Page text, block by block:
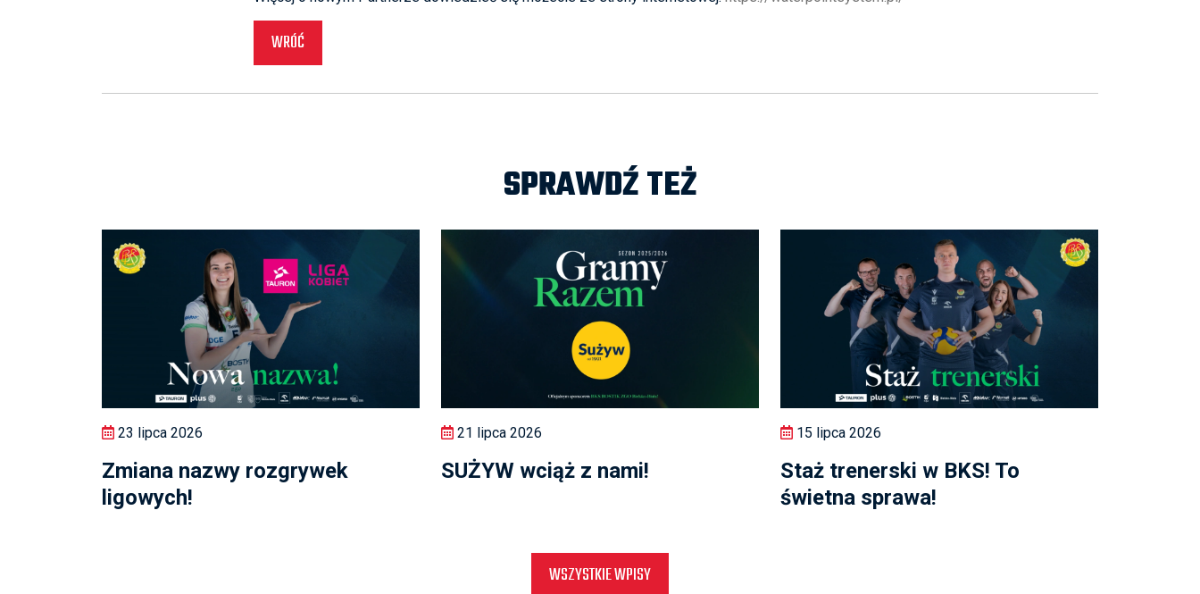
WRÓĆ
SPRAWDŹ TEŻ
23 lipca 2026
Zmiana nazwy rozgrywek
ligowych!
21 lipca 2026
SUŻYW wciąż z nami!
15 lipca 2026
Staż trenerski w BKS! To
świetna sprawa!
WSZYSTKIE WPISY